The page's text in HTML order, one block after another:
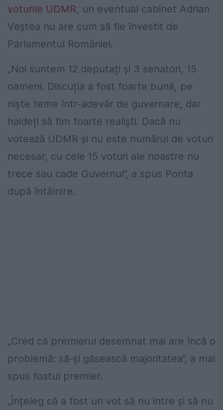
voturile UDMR, un eventual cabinet Adrian
Veștea nu are cum să fie învestit de
Parlamentul României.
„Noi suntem 12 deputați și 3 senatori, 15
oameni. Discuția a fost foarte bună, pe
niște teme într-adevăr de guvernare, dar
haideți să fim foarte realiști. Dacă nu
votează UDMR și nu este numărul de voturi
necesar, cu cele 15 voturi ale noastre nu
trece sau cade Guvernul”, a spus Ponta
după întâlnire.
„Cred că premierul desemnat mai are încă o
problemă: să-și găsească majoritatea”, a mai
spus fostul premier.
„Înțeleg că a fost un vot să nu intre și să nu